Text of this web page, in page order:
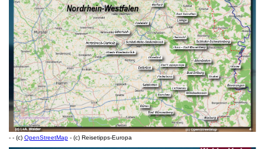
- - (c) OpenStreetMap- (c) Reisetipps-Europa